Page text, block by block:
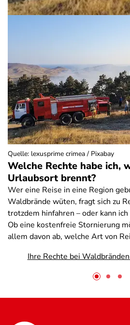
Welche Rechte habe ich,
Urlaubsort brennt?
Wer eine Reise in eine Region
Waldbrände wüten, fragt sich zu
trotzdem hinfahren – oder kann
Ob eine kostenfreie Stornierung
allem davon ab, welche Art von
Ihre Rechte bei
Quelle: lexusprime crimea / Pixabay